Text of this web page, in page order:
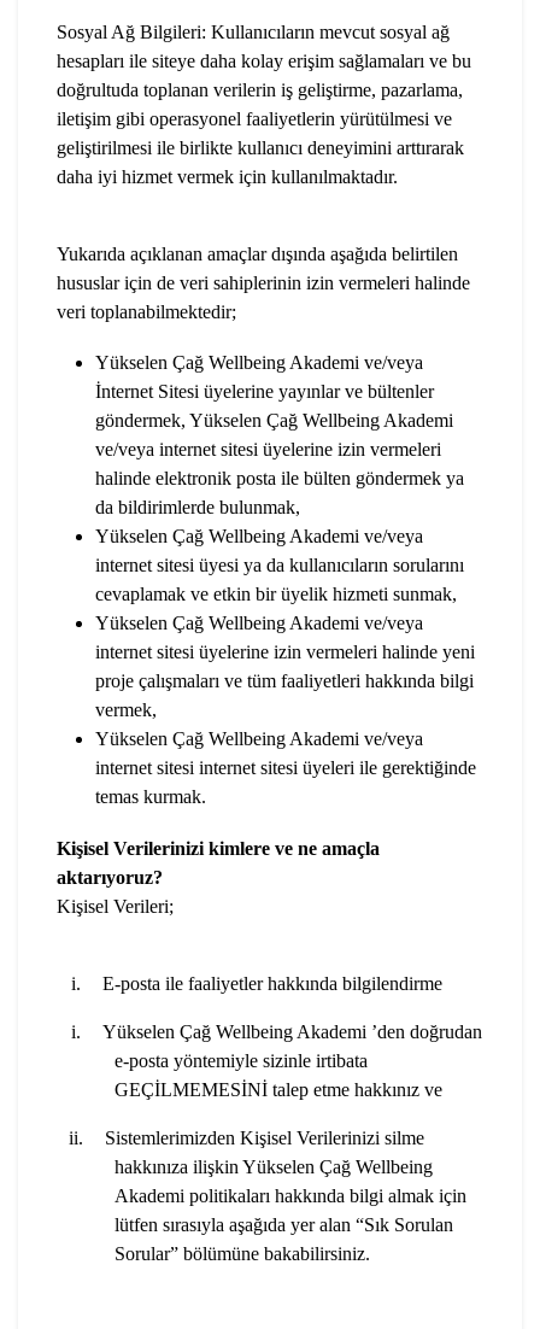
Sosyal Ağ Bilgileri: Kullanıcıların mevcut sosyal ağ
hesapları ile siteye daha kolay erişim sağlamaları ve bu
doğrultuda toplanan verilerin iş geliştirme, pazarlama,
iletişim gibi operasyonel faaliyetlerin yürütülmesi ve
geliştirilmesi ile birlikte kullanıcı deneyimini arttırarak
daha iyi hizmet vermek için kullanılmaktadır.
Yukarıda açıklanan amaçlar dışında aşağıda belirtilen
hususlar için de veri sahiplerinin izin vermeleri halinde
veri toplanabilmektedir;
Yükselen Çağ Wellbeing Akademi ve/veya
İnternet Sitesi üyelerine yayınlar ve bültenler
göndermek, Yükselen Çağ Wellbeing Akademi
ve/veya internet sitesi üyelerine izin vermeleri
halinde elektronik posta ile bülten göndermek ya
da bildirimlerde bulunmak,
Yükselen Çağ Wellbeing Akademi ve/veya
internet sitesi üyesi ya da kullanıcıların sorularını
cevaplamak ve etkin bir üyelik hizmeti sunmak,
Yükselen Çağ Wellbeing Akademi ve/veya
internet sitesi üyelerine izin vermeleri halinde yeni
proje çalışmaları ve tüm faaliyetleri hakkında bilgi
vermek,
Yükselen Çağ Wellbeing Akademi ve/veya
internet sitesi internet sitesi üyeleri ile gerektiğinde
temas kurmak.
Kişisel Verilerinizi kimlere ve ne amaçla
aktarıyoruz?
Kişisel Verileri;
i. E-posta ile faaliyetler hakkında bilgilendirme
i.
Yükselen Çağ Wellbeing Akademi ’den doğrudan
e-posta yöntemiyle sizinle irtibata
GEÇİLMEMESİNİ talep etme hakkınız ve
ii.
Sistemlerimizden Kişisel Verilerinizi silme
hakkınıza ilişkin Yükselen Çağ Wellbeing
Akademi politikaları hakkında bilgi almak için
lütfen sırasıyla aşağıda yer alan “Sık Sorulan
Sorular” bölümüne bakabilirsiniz.